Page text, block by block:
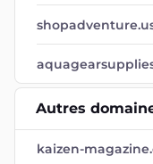
Autres
kaizen-